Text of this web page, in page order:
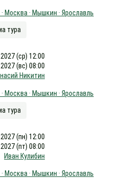
Москва · Мышкин · Ярославль
тура
(ср) 12:00
(вс) 08:00
Никитин
Москва · Мышкин · Ярославль
тура
(пн) 12:00
(пт) 08:00
Иван Кулибин
Москва · Мышкин · Ярославль